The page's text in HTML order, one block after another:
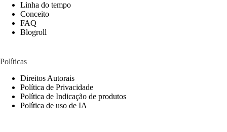
Linha do tempo
Conceito
FAQ
Blogroll
Políticas
Direitos Autorais
Política de Privacidade
Política de Indicação de produtos
Política de uso de IA